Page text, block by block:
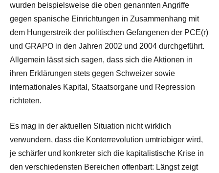
wurden beispielsweise die oben genannten Angriffe
gegen spanische Einrichtungen in Zusammenhang mit
dem Hungerstreik der politischen Gefangenen der PCE(r)
und GRAPO in den Jahren 2002 und 2004 durchgeführt.
Allgemein lässt sich sagen, dass sich die Aktionen in
ihren Erklärungen stets gegen Schweizer sowie
internationales Kapital, Staatsorgane und Repression
richteten.
Es mag in der aktuellen Situation nicht wirklich
verwundern, dass die Konterrevolution umtriebiger wird,
je schärfer und konkreter sich die kapitalistische Krise in
den verschiedensten Bereichen offenbart: Längst zeigt